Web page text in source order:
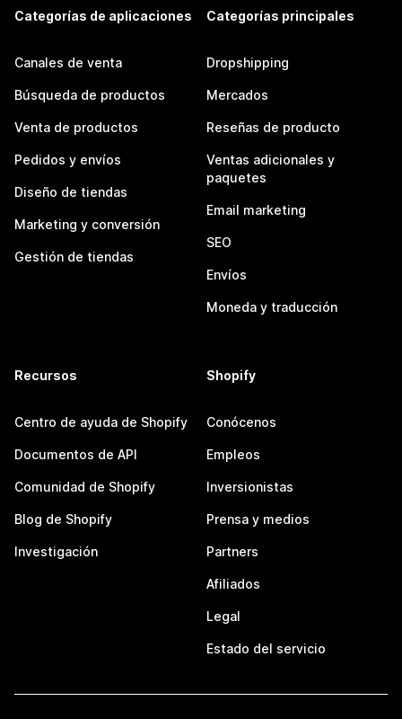
Categorías de aplicaciones
Canales de venta
Búsqueda de productos
Venta de productos
Pedidos y envíos
Diseño de tiendas
Marketing y conversión
Gestión de tiendas
Categorías principales
Dropshipping
Mercados
Reseñas de producto
Ventas adicionales y
paquetes
Email marketing
SEO
Envíos
Moneda y traducción
Recursos
Centro de ayuda de Shopify
Documentos de API
Comunidad de Shopify
Blog de Shopify
Investigación
Shopify
Conócenos
Empleos
Inversionistas
Prensa y medios
Partners
Afiliados
Legal
Estado del servicio